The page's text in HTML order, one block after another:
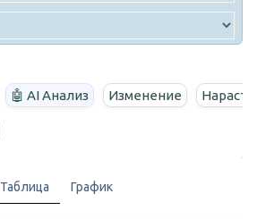
🤖 AI Анализ Изменение
Таблица График